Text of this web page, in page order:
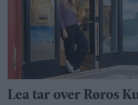
Lea tar over Røros